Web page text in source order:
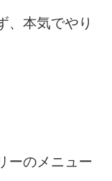
、本気でやり
ーのメニュー